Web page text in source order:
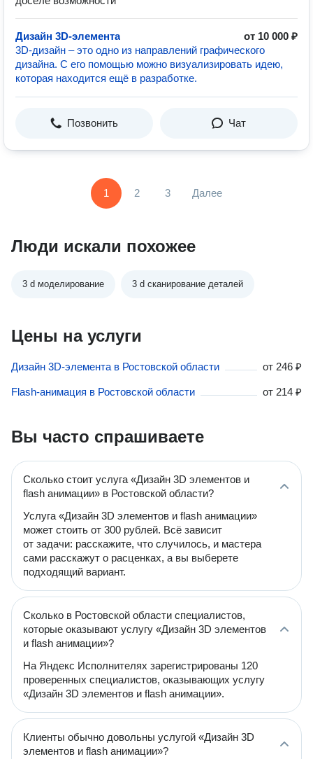
Дизайн 3D-элемента
от 10 000 ₽
3D-дизайн – это одно из направлений графического
дизайна. С его помощью можно визуализировать идею,
которая находится ещё в разработке.
Позвонить Чат
1 2 3 Далее
Люди искали похожее
3 d моделирование 3 d сканирование деталей
Цены на услуги
Дизайн 3D-элемента в Ростовской области от 246 ₽
Flash-анимация в Ростовской области от 214 ₽
Вы часто спрашиваете
Сколько стоит услуга «Дизайн 3D элементов и
flash анимации» в Ростовской области?
Услуга «Дизайн 3D элементов и flash анимации»
может стоить от 300 рублей. Всё зависит
от задачи: расскажите, что случилось, и мастера
сами расскажут о расценках, а вы выберете
подходящий вариант.
Сколько в Ростовской области специалистов,
которые оказывают услугу «Дизайн 3D элементов
и flash анимации»?
На Яндекс Исполнителях зарегистрированы 120
проверенных специалистов, оказывающих услугу
«Дизайн 3D элементов и flash анимации».
Клиенты обычно довольны услугой «Дизайн 3D
элементов и flash анимации»?